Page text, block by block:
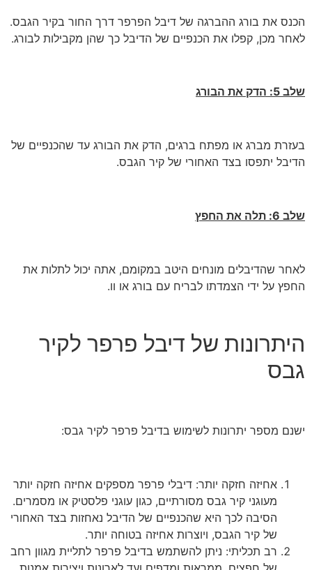
הכנס את בורג ההברגה של דיבל הפרפר דרך החור בקיר הגבס.
לאחר מכן, קפלו את הכנפיים של הדיבל כך שהן מקבילות לבורג.
שלב 5: הדק את הבורג
בעזרת מברג או מפתח ברגים, הדק את הבורג עד שהכנפיים של
הדיבל יתפסו בצד האחורי של קיר הגבס.
שלב 6: תלה את החפץ
לאחר שהדיבלים מונחים היטב במקומם, אתה יכול לתלות את
החפץ על ידי הצמדתו לבריח עם בורג או וו.
היתרונות של דיבל פרפר לקיר
גבס
ישנם מספר יתרונות לשימוש בדיבל פרפר לקיר גבס:
אחיזה חזקה יותר: דיבלי פרפר מספקים אחיזה חזקה יותר
מעוגני קיר גבס מסורתיים, כגון עוגני פלסטיק או מסמרים.
הסיבה לכך היא שהכנפיים של הדיבל נאחזות בצד האחורי
של קיר הגבס, ויוצרות אחיזה בטוחה יותר.
רב תכליתי: ניתן להשתמש בדיבל פרפר לתליית מגוון רחב